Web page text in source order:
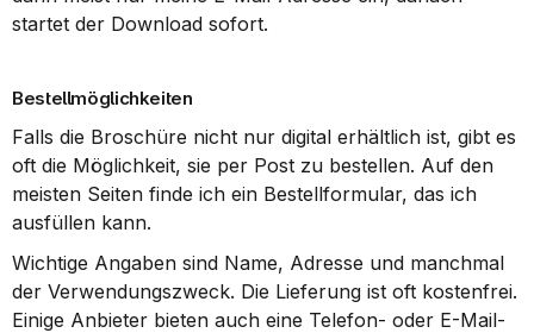
startet der Download sofort.
Bestellmöglichkeiten
Falls die Broschüre nicht nur digital erhältlich ist, gibt es
oft die Möglichkeit, sie per Post zu bestellen. Auf den
meisten Seiten finde ich ein Bestellformular, das ich
ausfüllen kann.
Wichtige Angaben sind Name, Adresse und manchmal
der Verwendungszweck. Die Lieferung ist oft kostenfrei.
Einige Anbieter bieten auch eine Telefon- oder E-Mail-